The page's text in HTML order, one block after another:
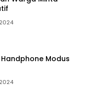
Modus